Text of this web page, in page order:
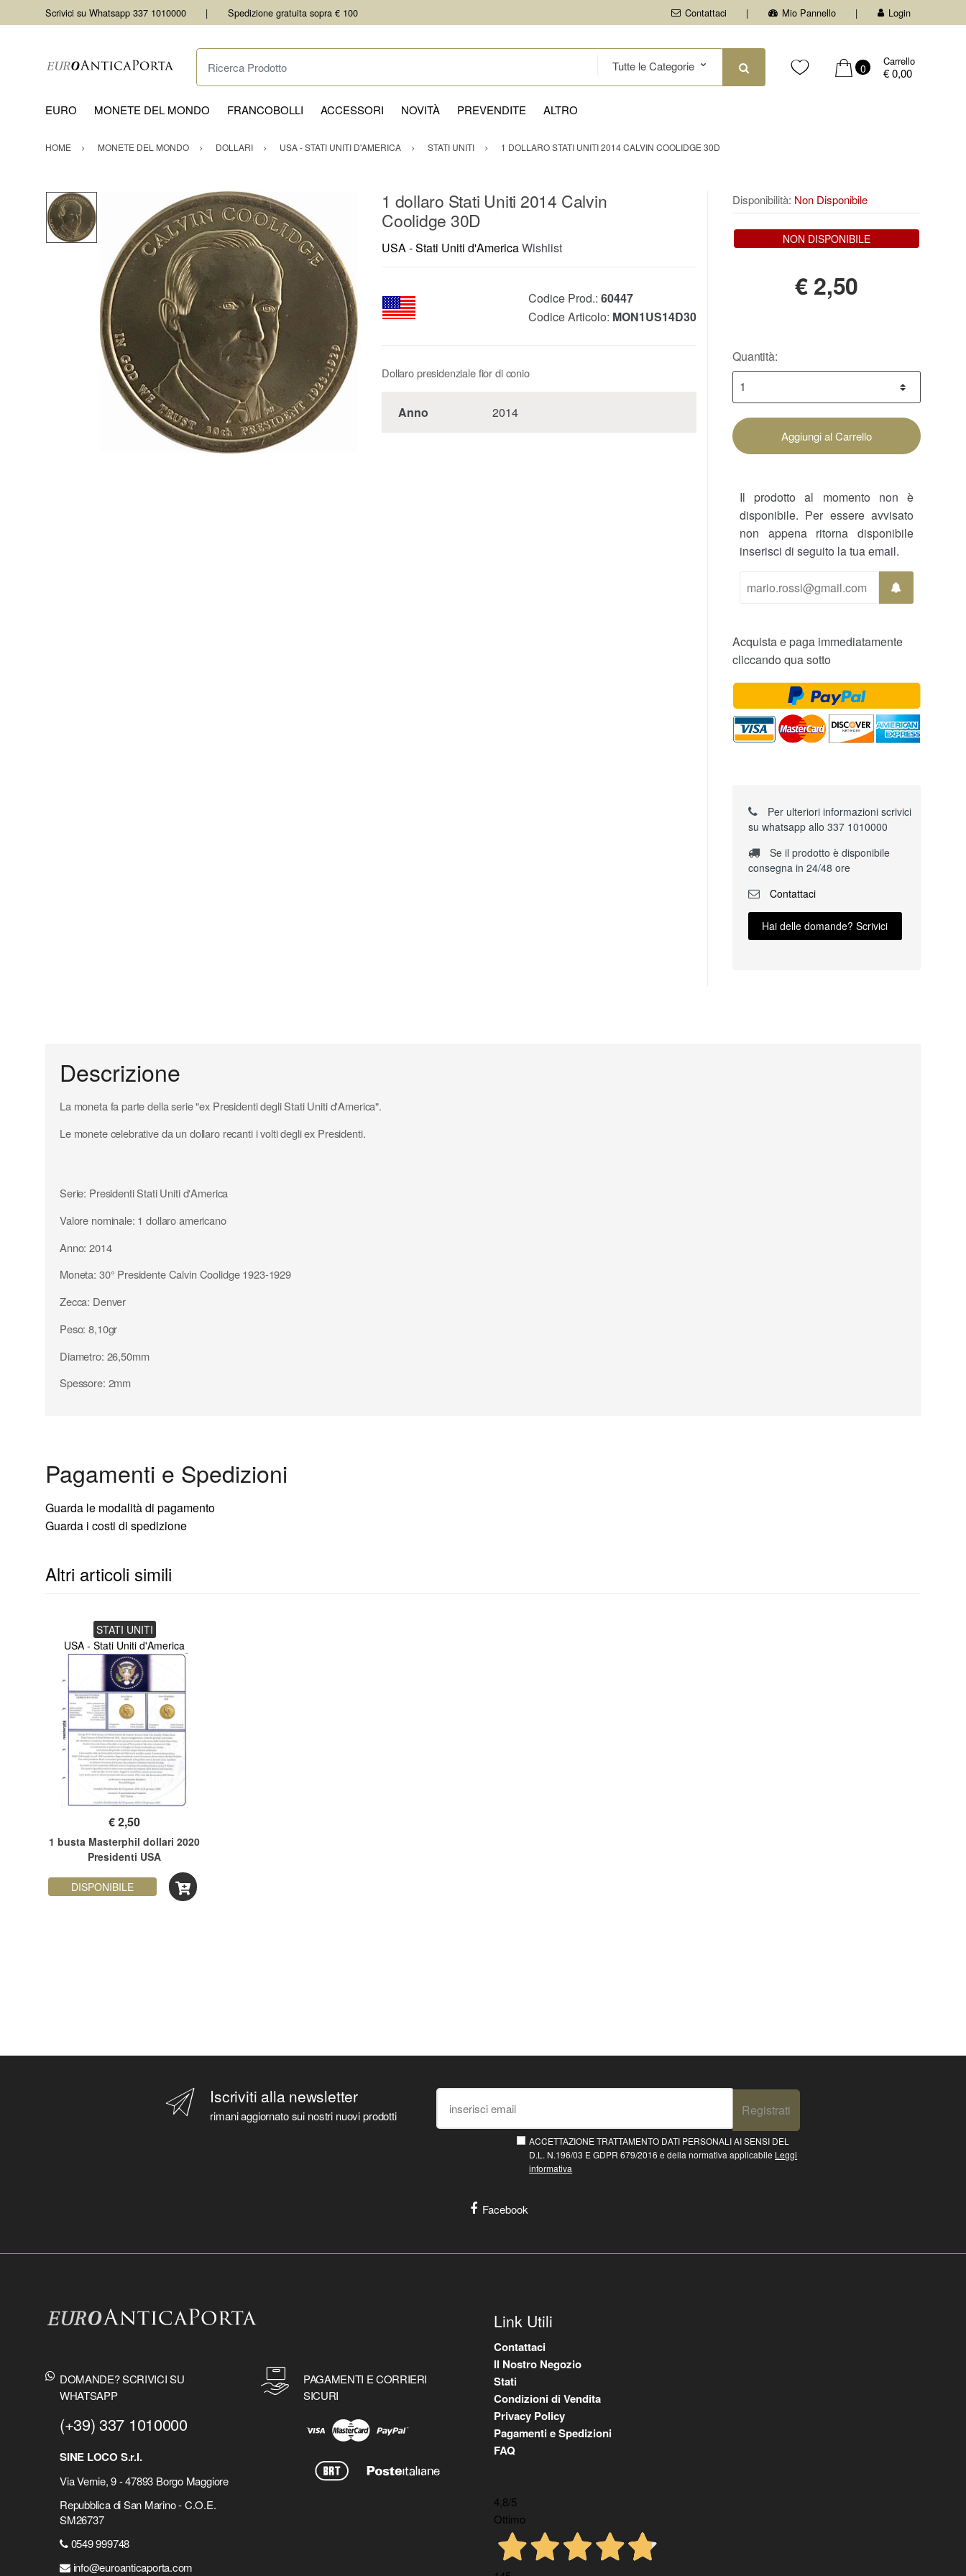
Scrivici su Whatsapp 337 1010000 Spedizione gratuita sopra € 100 Contattaci Mio Pannello Login
Ricerca Prodotto
0
Carrello
€ 0,00
EURO MONETE DEL MONDO FRANCOBOLLI ACCESSORI NOVITÀ PREVENDITE ALTRO
HOME MONETE DEL MONDO DOLLARI USA - STATI UNITI D'AMERICA STATI UNITI 1 DOLLARO STATI UNITI 2014 CALVIN COOLIDGE 30D
1 dollaro Stati Uniti 2014 Calvin
Coolidge 30D
USA - Stati Uniti d'AmericaWishlist
Codice Prod.: 60447
Codice Articolo: MON1US14D30
Dollaro presidenziale fior di conio
Anno 2014
Disponibilità: Non Disponibile
NON DISPONIBILE
€2,50
Quantità:
Aggiungi al Carrello
Il prodotto al momento non è
disponibile. Per essere avvisato
non appena ritorna disponibile
inserisci di seguito la tua email.
Acquista e paga immediatamente
cliccando qua sotto
Per ulteriori informazioni scrivici
su whatsapp allo 337 1010000
Se il prodotto è disponibile
consegna in 24/48 ore
Contattaci
Hai delle domande? Scrivici
Descrizione
La moneta fa parte della serie "ex Presidenti degli Stati Uniti d'America".
Le monete celebrative da un dollaro recanti i volti degli ex Presidenti.
Serie: Presidenti Stati Uniti d'America
Valore nominale: 1 dollaro americano
Anno: 2014
Moneta: 30° Presidente Calvin Coolidge 1923-1929
Zecca: Denver
Peso: 8,10gr
Diametro: 26,50mm
Spessore: 2mm
Pagamenti e Spedizioni
Guarda le modalità di pagamento
Guarda i costi di spedizione
Altri articoli simili
STATI UNITI
USA - Stati Uniti d'America
€2,50
1 busta Masterphil dollari 2020
Presidenti USA
DISPONIBILE
Iscriviti alla newsletter
rimani aggiornato sui nostri nuovi prodotti Registrati
ACCETTAZIONE TRATTAMENTO DATI PERSONALI AI SENSI DEL
D.L. N.196/03 E GDPR 679/2016 e della normativa applicabile Leggi
informativa
Facebook
DOMANDE? SCRIVICI SU
WHATSAPP
(+39) 337 1010000
SINE LOCO S.r.l.
Via Vernie, 9 - 47893 Borgo Maggiore
Repubblica di San Marino - C.O.E.
SM26737
0549 999748
info@euroanticaporta.com
PAGAMENTI E CORRIERI
SICURI
Link Utili
Contattaci
Il Nostro Negozio
Stati
Condizioni di Vendita
Privacy Policy
Pagamenti e Spedizioni
FAQ
4,8/5
Ottimo